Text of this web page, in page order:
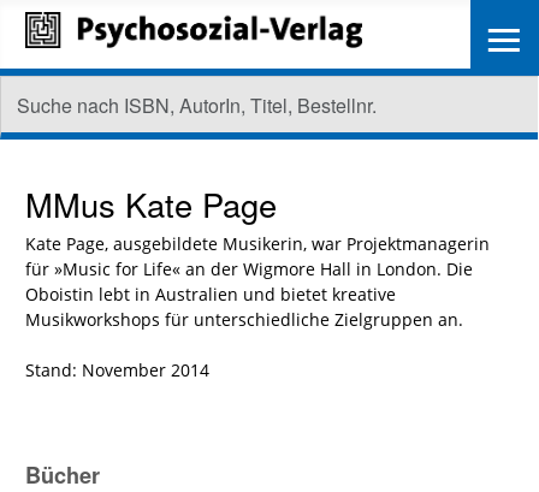
MMus Kate Page
Kate Page, ausgebildete Musikerin, war Projektmanagerin
für »Music for Life« an der Wigmore Hall in London. Die
Oboistin lebt in Australien und bietet kreative
Musikworkshops für unterschiedliche Zielgruppen an.
Stand: November 2014
Bücher
≡